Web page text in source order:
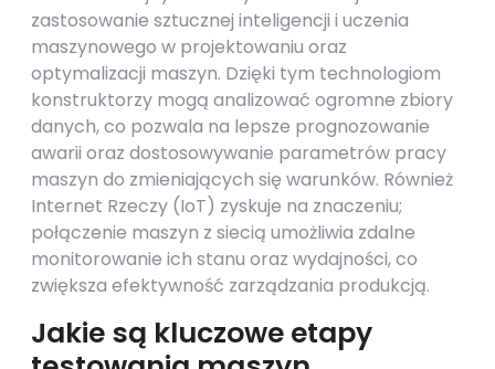
zastosowanie sztucznej inteligencji i uczenia
maszynowego w projektowaniu oraz
optymalizacji maszyn. Dzięki tym technologiom
konstruktorzy mogą analizować ogromne zbiory
danych, co pozwala na lepsze prognozowanie
awarii oraz dostosowywanie parametrów pracy
maszyn do zmieniających się warunków. Również
Internet Rzeczy (IoT) zyskuje na znaczeniu;
połączenie maszyn z siecią umożliwia zdalne
monitorowanie ich stanu oraz wydajności, co
zwiększa efektywność zarządzania produkcją.
Jakie są kluczowe etapy